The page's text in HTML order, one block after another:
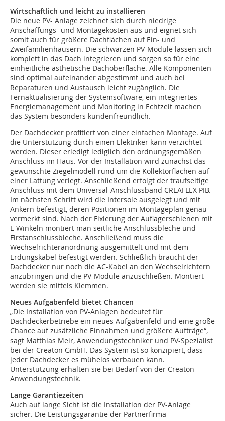
Wirtschaftlich und leicht zu installieren
Die neue PV- Anlage zeichnet sich durch niedrige
Anschaffungs- und Montagekosten aus und eignet sich
somit auch für größere Dachflächen auf Ein- und
Zweifamilienhäusern. Die schwarzen PV-Module lassen sich
komplett in das Dach integrieren und sorgen so für eine
einheitliche ästhetische Dachoberfläche. Alle Komponenten
sind optimal aufeinander abgestimmt und auch bei
Reparaturen und Austausch leicht zugänglich. Die
Fernaktualisierung der Systemsoftware, ein integriertes
Energiemanagement und Monitoring in Echtzeit machen
das System besonders kundenfreundlich.
Der Dachdecker profitiert von einer einfachen Montage. Auf
die Unterstützung durch einen Elektriker kann verzichtet
werden. Dieser erledigt lediglich den ordnungsgemäßen
Anschluss im Haus. Vor der Installation wird zunächst das
gewünschte Ziegelmodell rund um die Kollektorflächen auf
einer Lattung verlegt. Anschließend erfolgt der traufseitige
Anschluss mit dem Universal-Anschlussband CREAFLEX PIB.
Im nächsten Schritt wird die Intersole ausgelegt und mit
Ankern befestigt, deren Positionen im Montageplan genau
vermerkt sind. Nach der Fixierung der Auflagerschienen mit
L-Winkeln montiert man seitliche Anschlussbleche und
Firstanschlussbleche. Anschließend muss die
Wechselrichteranordnung ausgemittelt und mit dem
Erdungskabel befestigt werden. Schließlich braucht der
Dachdecker nur noch die AC-Kabel an den Wechselrichtern
anzubringen und die PV-Module anzuschließen. Montiert
werden sie mittels Klemmen.
Neues Aufgabenfeld bietet Chancen
„Die Installation von PV-Anlagen bedeutet für
Dachdeckerbetriebe ein neues Aufgabenfeld und eine große
Chance auf zusätzliche Einnahmen und größere Aufträge“,
sagt Matthias Meir, Anwendungstechniker und PV-Spezialist
bei der Creaton GmbH. Das System ist so konzipiert, dass
jeder Dachdecker es mühelos verbauen kann.
Unterstützung erhalten sie bei Bedarf von der Creaton-
Anwendungstechnik.
Lange Garantiezeiten
Auch auf lange Sicht ist die Installation der PV-Anlage
sicher. Die Leistungsgarantie der Partnerfirma